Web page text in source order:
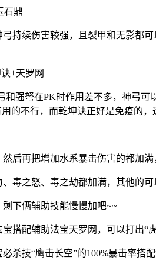
石鼎
持续伤害较强，且裂甲和无影都
+天罗网
和强弩在PK时作用差不多，神弓
的不行，而乾坤诀正好是免疫的，
后再把增加水系暴击伤害的都加
毒之怒、毒之劫都加满，其他的
下俩辅助技能慢慢加吧~~
搭配辅助法宝天罗网，可以打出“
杀技“鹰击长空”的100%暴击率搭